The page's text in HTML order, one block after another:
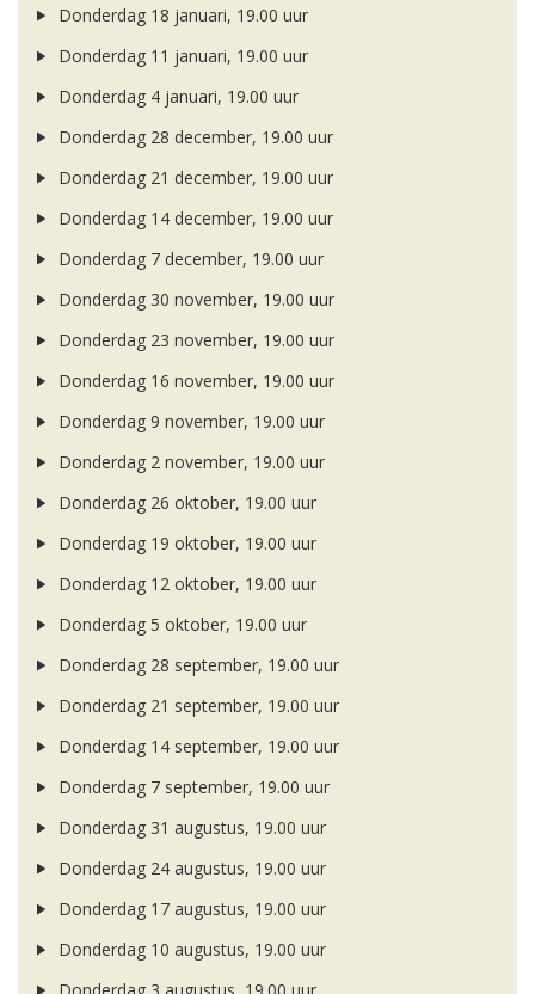
Donderdag 18 januari, 19.00 uur
Donderdag 11 januari, 19.00 uur
Donderdag 4 januari, 19.00 uur
Donderdag 28 december, 19.00 uur
Donderdag 21 december, 19.00 uur
Donderdag 14 december, 19.00 uur
Donderdag 7 december, 19.00 uur
Donderdag 30 november, 19.00 uur
Donderdag 23 november, 19.00 uur
Donderdag 16 november, 19.00 uur
Donderdag 9 november, 19.00 uur
Donderdag 2 november, 19.00 uur
Donderdag 26 oktober, 19.00 uur
Donderdag 19 oktober, 19.00 uur
Donderdag 12 oktober, 19.00 uur
Donderdag 5 oktober, 19.00 uur
Donderdag 28 september, 19.00 uur
Donderdag 21 september, 19.00 uur
Donderdag 14 september, 19.00 uur
Donderdag 7 september, 19.00 uur
Donderdag 31 augustus, 19.00 uur
Donderdag 24 augustus, 19.00 uur
Donderdag 17 augustus, 19.00 uur
Donderdag 10 augustus, 19.00 uur